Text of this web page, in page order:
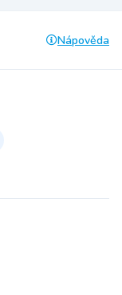
Nápověda